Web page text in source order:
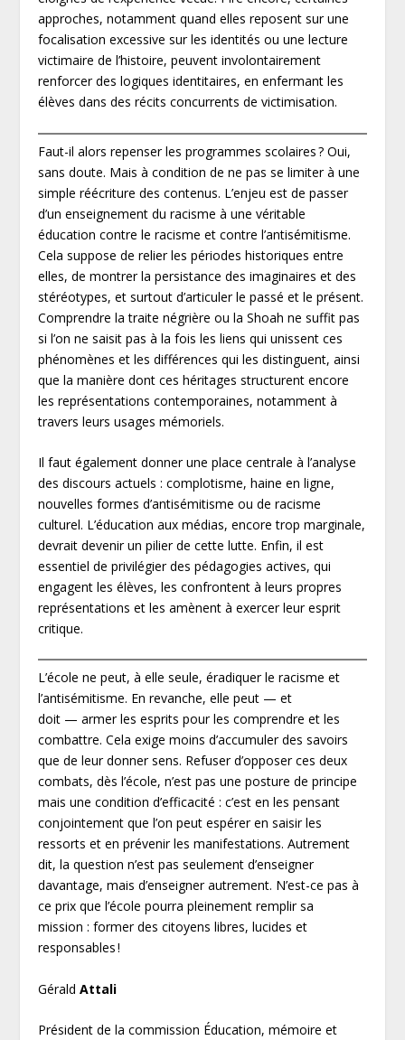
approches, notamment quand elles reposent sur une
focalisation excessive sur les identités ou une lecture
victimaire de l’histoire, peuvent involontairement
renforcer des logiques identitaires, en enfermant les
élèves dans des récits concurrents de victimisation.
Faut-il alors repenser les programmes scolaires ? Oui,
sans doute. Mais à condition de ne pas se limiter à une
simple réécriture des contenus. L’enjeu est de passer
d’un enseignement du racisme à une véritable
éducation contre le racisme et contre l’antisémitisme.
Cela suppose de relier les périodes historiques entre
elles, de montrer la persistance des imaginaires et des
stéréotypes, et surtout d’articuler le passé et le présent.
Comprendre la traite négrière ou la Shoah ne suffit pas
si l’on ne saisit pas à la fois les liens qui unissent ces
phénomènes et les différences qui les distinguent, ainsi
que la manière dont ces héritages structurent encore
les représentations contemporaines, notamment à
travers leurs usages mémoriels.
Il faut également donner une place centrale à l’analyse
des discours actuels : complotisme, haine en ligne,
nouvelles formes d’antisémitisme ou de racisme
culturel. L’éducation aux médias, encore trop marginale,
devrait devenir un pilier de cette lutte. Enfin, il est
essentiel de privilégier des pédagogies actives, qui
engagent les élèves, les confrontent à leurs propres
représentations et les amènent à exercer leur esprit
critique.
L’école ne peut, à elle seule, éradiquer le racisme et
l’antisémitisme. En revanche, elle peut — et
doit — armer les esprits pour les comprendre et les
combattre. Cela exige moins d’accumuler des savoirs
que de leur donner sens. Refuser d’opposer ces deux
combats, dès l’école, n’est pas une posture de principe
mais une condition d’efficacité : c’est en les pensant
conjointement que l’on peut espérer en saisir les
ressorts et en prévenir les manifestations. Autrement
dit, la question n’est pas seulement d’enseigner
davantage, mais d’enseigner autrement. N’est-ce pas à
ce prix que l’école pourra pleinement remplir sa
mission : former des citoyens libres, lucides et
responsables !
GéraldAttali
Président de la commission Éducation, mémoire et